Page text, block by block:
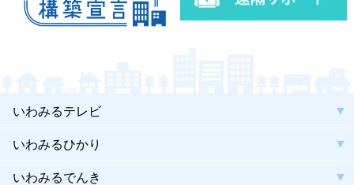
いわみるテレビ
いわみるひかり
いわみるでんき